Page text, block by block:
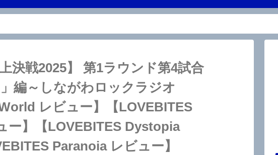
決戦2025】 第1ラウンド第4試合
編～しながわロックラジオ
レビュー】【LOVEBITES
】【LOVEBITES Dystopia
Paranoia レビュー】